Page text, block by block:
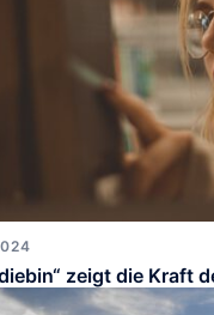
zeigt die Kraft